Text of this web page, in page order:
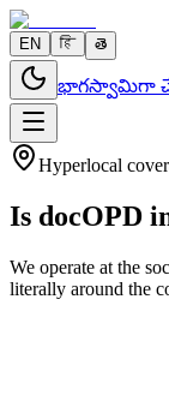
EN हि తె
భాగస్వామిగా
Hyperlocal
Is docOPD
We operate at the
literally around the